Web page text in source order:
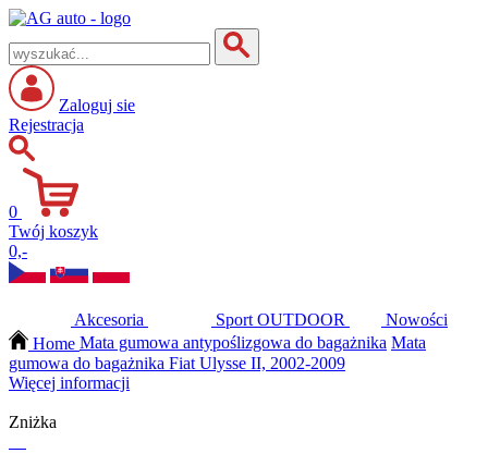
Zaloguj sie
Rejestracja
0
Twój koszyk
0,-
Akcesoria Sport OUTDOOR
Nowości
Home Mata gumowa antypoślizgowa do bagażnika Mata
gumowa do bagażnika Fiat Ulysse II, 2002-2009
Więcej informacji
Zniżka